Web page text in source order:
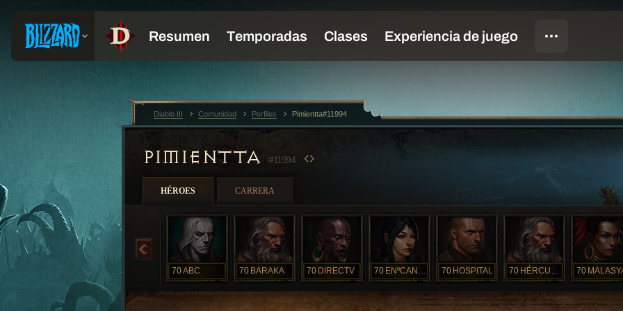
PIMIENTTA #11994
HÉROES CARRERA
70ABC 70 BARAKA 70 DIRECTV 70 ENºCANTO 70 HOSPITAL 70 HÉRCULES 70
Diablo III Comunidad Perfiles Pimientta#11994